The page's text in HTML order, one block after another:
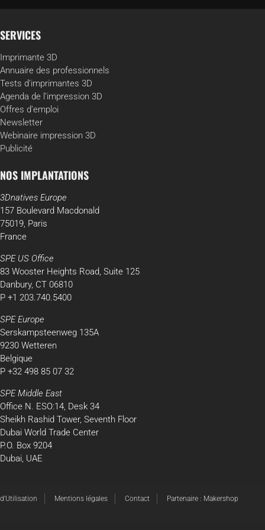
SERVICES
Imprimante 3D
Annuaire des professionnels
Tests d’imprimantes 3D
Agenda de l’impression 3D
Offres d’emploi
Newsletter
Webinaire impression 3D
Publicité
NOS IMPLANTATIONS
3Dnatives Europe
157 Boulevard Macdonald
75019, Paris
France
SPE US Office
83 Wooster Heights Road, Suite 125
Danbury, CT 06810
P +1 203.740.5400
SPE Europe
Serskampsteenweg 135A
9230 Wetteren
Belgique
P +32 498 85 07 32
SPE Middle East
Office N. ESO:14, Desk 34
Sheikh Rashid Tower, Seventh Floor
Dubai World Trade Center
P.O. Box 9204
Dubai, UAE
Mentions légales Contact Partenaire : Makershop